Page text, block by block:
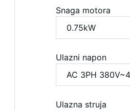
Snaga motora
Ulazni napon
Ulazna struja